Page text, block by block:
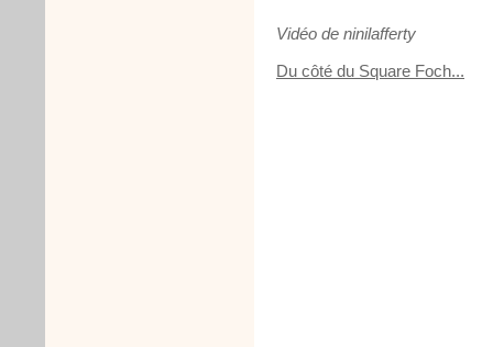
Vidéo de ninilafferty
Du côté du Square Foch...